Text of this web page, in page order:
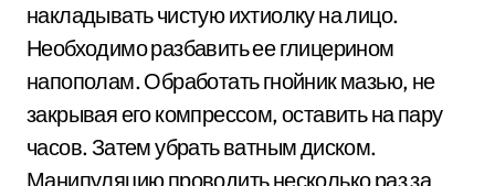
накладывать чистую ихтиолку на лицо.
Необходимо разбавить ее глицерином
напополам. Обработать гнойник мазью, не
закрывая его компрессом, оставить на пару
часов. Затем убрать ватным диском.
Манипуляцию проводить несколько раз за